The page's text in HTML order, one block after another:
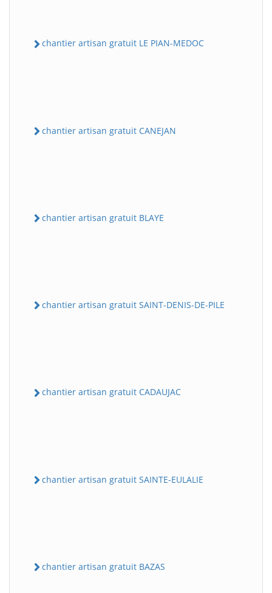
chantier artisan gratuit LE PIAN-MEDOC
chantier artisan gratuit CANEJAN
chantier artisan gratuit BLAYE
chantier artisan gratuit SAINT-DENIS-DE-PILE
chantier artisan gratuit CADAUJAC
chantier artisan gratuit SAINTE-EULALIE
chantier artisan gratuit BAZAS